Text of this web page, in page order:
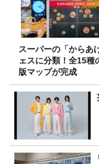
スーパーの「からあ
ェスに分類！全15種
版マップが完成